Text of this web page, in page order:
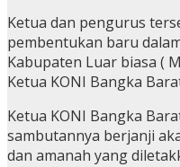
Ketua dan pengurus
pembentukan baru
Kabupaten Luar biasa (
Ketua KONI Bangka
Ketua KONI Bangka
sambutannya berjanji
dan amanah yang